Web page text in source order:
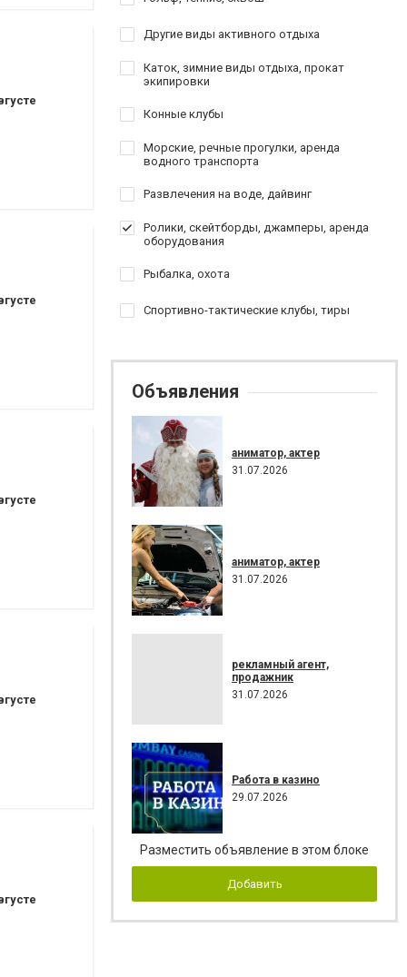
Другие виды активного отдыха
Каток, зимние виды отдыха, прокат
экипировки
Конные клубы
Морские, речные прогулки, аренда
водного транспорта
Развлечения на воде, дайвинг
Ролики, скейтборды, джамперы, аренда
оборудования
Рыбалка, охота
Спортивно-тактические клубы, тиры
Объявления
аниматор, актер
31.07.2026
аниматор, актер
31.07.2026
рекламный агент,
продажник
31.07.2026
Работа в казино
29.07.2026
Разместить объявление в этом блоке
Добавить